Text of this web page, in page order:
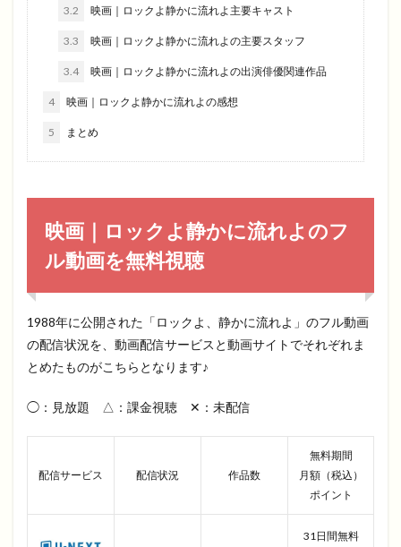
3.2 映画｜ロックよ静かに流れよ主要キャスト
3.3 映画｜ロックよ静かに流れよの主要スタッフ
3.4 映画｜ロックよ静かに流れよの出演俳優関連作品
4 映画｜ロックよ静かに流れよの感想
5 まとめ
映画｜ロックよ静かに流れよのフ
ル動画を無料視聴
1988年に公開された「ロックよ、静かに流れよ」のフル動画
の配信状況を、動画配信サービスと動画サイトでそれぞれま
とめたものがこちらとなります♪
◯：見放題 △：課金視聴 ✕：未配信
配信サービス 配信状況 作品数
無料期間
月額（税込）
ポイント
31日間無料